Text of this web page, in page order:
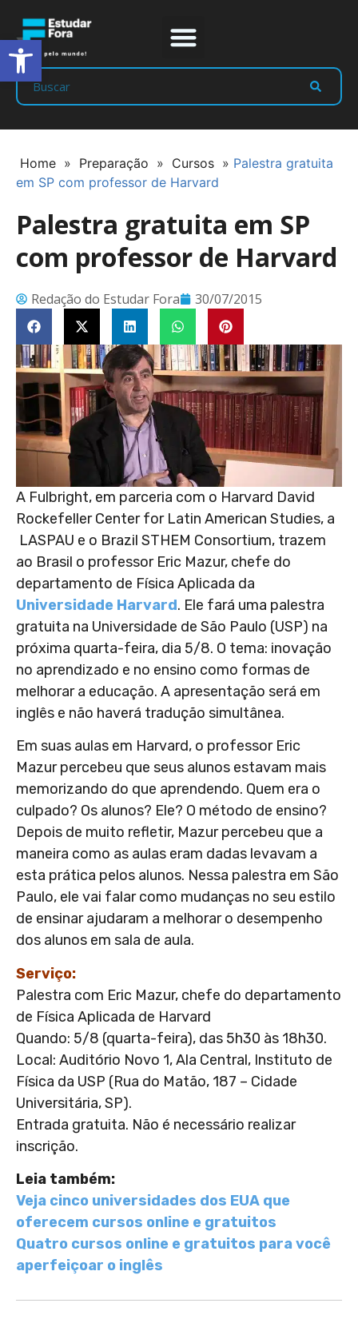
Home » Preparação » Cursos » Palestra gratuita
em SP com professor de Harvard
Palestra gratuita em SP
com professor de Harvard
Redação do Estudar Fora 30/07/2015
A Fulbright, em parceria com o Harvard David
Rockefeller Center for Latin American Studies, a
LASPAU e o Brazil STHEM Consortium, trazem
ao Brasil o professor Eric Mazur, chefe do
departamento de Física Aplicada da
Universidade Harvard. Ele fará uma palestra
gratuita na Universidade de São Paulo (USP) na
próxima quarta-feira, dia 5/8. O tema: inovação
no aprendizado e no ensino como formas de
melhorar a educação. A apresentação será em
inglês e não haverá tradução simultânea.
Em suas aulas em Harvard, o professor Eric
Mazur percebeu que seus alunos estavam mais
memorizando do que aprendendo. Quem era o
culpado? Os alunos? Ele? O método de ensino?
Depois de muito refletir, Mazur percebeu que a
maneira como as aulas eram dadas levavam a
esta prática pelos alunos. Nessa palestra em São
Paulo, ele vai falar como mudanças no seu estilo
de ensinar ajudaram a melhorar o desempenho
dos alunos em sala de aula.
Serviço:
Palestra com Eric Mazur, chefe do departamento
de Física Aplicada de Harvard
Quando: 5/8 (quarta-feira), das 5h30 às 18h30.
Local: Auditório Novo 1, Ala Central, Instituto de
Física da USP (Rua do Matão, 187 – Cidade
Universitária, SP).
Entrada gratuita. Não é necessário realizar
inscrição.
Leia também:
Veja cinco universidades dos EUA que
oferecem cursos online e gratuitos
Quatro cursos online e gratuitos para você
aperfeiçoar o inglês
Abrir a barra de ferramentas